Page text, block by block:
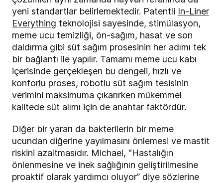
yeni standartlar belirlemektedir. Patentli In-Liner
Everything teknolojisi sayesinde, stimülasyon,
meme ucu temizliği, ön-sağım, hasat ve son
daldırma gibi süt sağım prosesinin her adımı tek
bir bağlantı ile yapılır. Tamamı meme ucu kabı
içerisinde gerçekleşen bu dengeli, hızlı ve
konforlu proses, robotlu süt sağım tesisinin
verimini maksimuma çıkarırken mükemmel
kalitede süt alımı için de anahtar faktördür.
Diğer bir yararı da bakterilerin bir meme
ucundan diğerine yayılmasını önlemesi ve mastit
riskini azaltmasıdır. Michael, “Hastalığın
önlenmesine ve inek sağlığının geliştirilmesine
proaktif olarak yardımcı oluyor” diye sözlerine